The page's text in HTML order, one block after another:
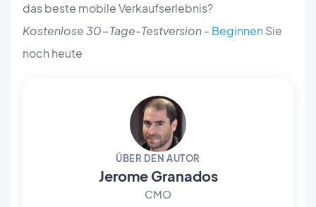
das beste mobile Verkaufserlebnis?
Kostenlose 30-Tage-Testversion- BeginnenSie
noch heute
ÜBER DEN AUTOR
Jerome Granados
CMO